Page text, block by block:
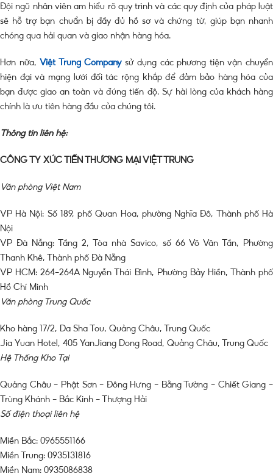
Đội ngũ nhân viên am hiểu rõ quy trình và các quy định của pháp luật
sẽ hỗ trợ bạn chuẩn bị đầy đủ hồ sơ và chứng từ, giúp bạn nhanh
chóng qua hải quan và giao nhận hàng hóa.
Hơn nữa, Việt Trung Companysử dụng các phương tiện vận chuyển
hiện đại và mạng lưới đối tác rộng khắp để đảm bảo hàng hóa của
bạn được giao an toàn và đúng tiến độ. Sự hài lòng của khách hàng
chính là ưu tiên hàng đầu của chúng tôi.
Thông tin liên hệ:
CÔNG TY XÚC TIẾN THƯƠNG MẠI VIỆT TRUNG
Văn phòng Việt Nam
VP Hà Nội: Số 189, phố Quan Hoa, phường Nghĩa Đô, Thành phố Hà
Nội
VP Đà Nẵng: Tầng 2, Tòa nhà Savico, số 66 Võ Văn Tần, Phường
Thanh Khê, Thành phố Đà Nẵng
VP HCM: 264-264A Nguyễn Thái Bình, Phường Bảy Hiền, Thành phố
Hồ Chí Minh
Văn phòng Trung Quốc
Kho hàng 17/2, Da Sha Tou, Quảng Châu, Trung Quốc
Jia Yuan Hotel, 405 YanJiang Dong Road, Quảng Châu, Trung Quốc
Hệ Thống Kho Tại
Quảng Châu – Phật Sơn – Đông Hưng – Bằng Tường – Chiết Giang –
Trùng Khánh – Bắc Kinh – Thượng Hải
Số điện thoại liên hệ
Miền Bắc: 0965551166
Miền Trung: 0935131816
Miền Nam: 0935086838